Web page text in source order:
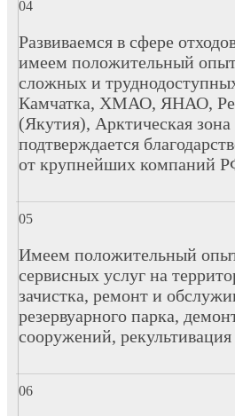
Развиваемся в сфере
имеем положительный
сложных и
Камчатка, ХМАО, ЯНАО,
(Якутия), Арктическая
подтверждается
от крупнейших компаний
Имеем положительный
сервисных услуг на
зачистка, ремонт и
резервуарного парка,
сооружений,